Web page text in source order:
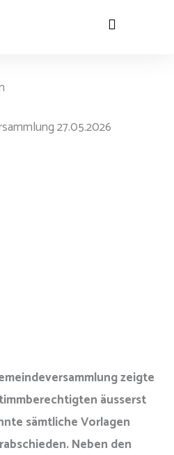
27.05.2026
zeigte
äusserst
sämtliche Vorlagen
Neben den